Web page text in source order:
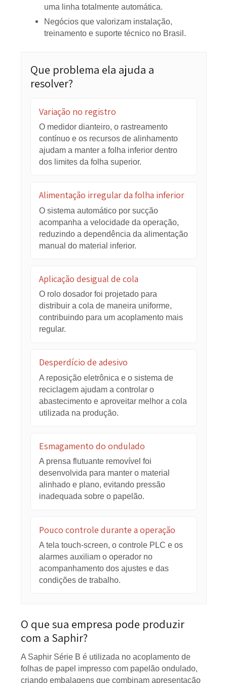
Cartonagens que trabalham com
embalagens acopladas e microondulado.
Indústrias que desejam controlar
Operações que precisam trabalhar com
Empresas que buscam uma solução
uma linha totalmente automática.
Negócios que valorizam instalação,
treinamento e suporte técnico no Brasil.
Que problema ela ajuda a
resolver?
Variação no registro
contínuo e os recursos de alinhamento
ajudam a manter a folha inferior dentro
dos limites da folha superior.
O sistema automático por sucção
acompanha a velocidade da operação,
reduzindo a dependência da alimentação
manual do material inferior.
O rolo dosador foi projetado para
distribuir a cola de maneira uniforme,
contribuindo para um acoplamento mais
regular.
Desperdício de adesivo
A reposição eletrônica e o sistema de
reciclagem ajudam a controlar o
abastecimento e aproveitar melhor a cola
utilizada na produção.
Esmagamento do ondulado
A prensa flutuante removível foi
desenvolvida para manter o material
alinhado e plano, evitando pressão
inadequada sobre o papelão.